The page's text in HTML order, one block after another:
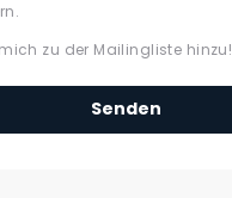
zu der Mailingliste hinzu!